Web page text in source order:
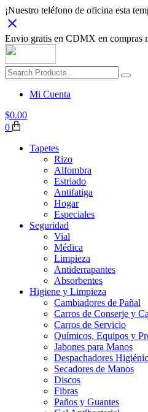
¡Nuestro teléfono de oficina esta
Envio gratis en CDMX en compras
Mi Cuenta
$0.00
0
Tapetes
Rizo
Alfombra
Estriado
Antifatiga
Hogar
Especiales
Seguridad
Vial
Médica
Limpieza
Antiderrapantes
Absorbentes
Higiene y Limpieza
Cambiadores de Pañal
Carros de Conserje y
Carros de Servicio
Químicos, Equipos y
Jabones para Manos
Despachadores
Secadores de Manos
Discos
Fibras
Paños y Guantes